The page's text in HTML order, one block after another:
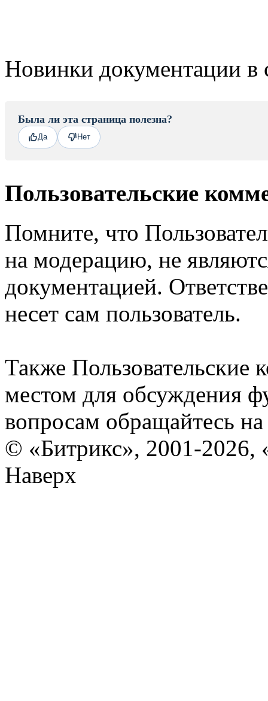
Новинки документации в
Была ли эта страница полезна?
Да Нет
Пользовательские
Помните, что
на модерацию, не
документацией.
несет сам пользователь.
Также Пользовательские
местом для обсуждения
вопросам обращайтесь
© «Битрикс», 2001-2026,
Наверх